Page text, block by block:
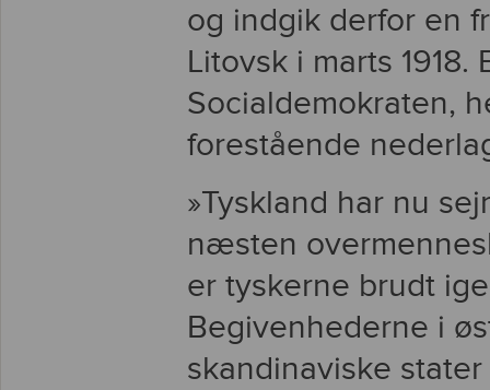
og indgik derfor en
Litovsk i marts
Socialdemokraten,
forestående
»Tyskland har nu
næsten
er tyskerne brudt
Begivenhederne i
skandinaviske